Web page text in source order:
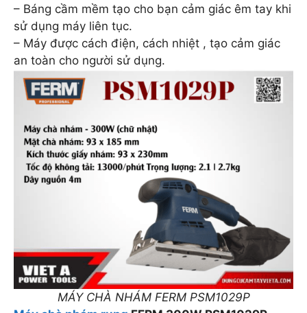
– Báng cầm mềm tạo cho bạn cảm giác êm tay khi
sử dụng máy liên tục.
– Máy được cách điện, cách nhiệt , tạo cảm giác
an toàn cho người sử dụng.
MÁY CHÀ NHÁM FERM PSM1029P